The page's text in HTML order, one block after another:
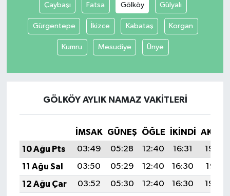
Çaybaşı Fatsa Gölköy Gülyalı
Gürgentepe İkizce Kabataş Korgan
Kumru Mesudiye Ünye
GÖLKÖY AYLIK NAMAZ VAKITLERI
İMSAK GÜNEŞ ÖĞLE İKINDI
10 Ağu Pts
03:49 05:28 12:40 16:31
19:42
11 Ağu Sal
03:50 05:29 12:40 16:30
19:41
12 Ağu Çar
03:52 05:30 12:40 16:30
19:40